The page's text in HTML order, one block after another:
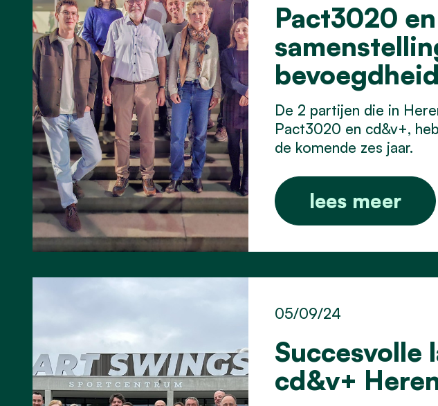
Pact3020
De 2 partijen die in
Pact3020 en cd&v+,
de komende zes jaar.
lees meer
Succesvolle
cd&v+
05/09/24